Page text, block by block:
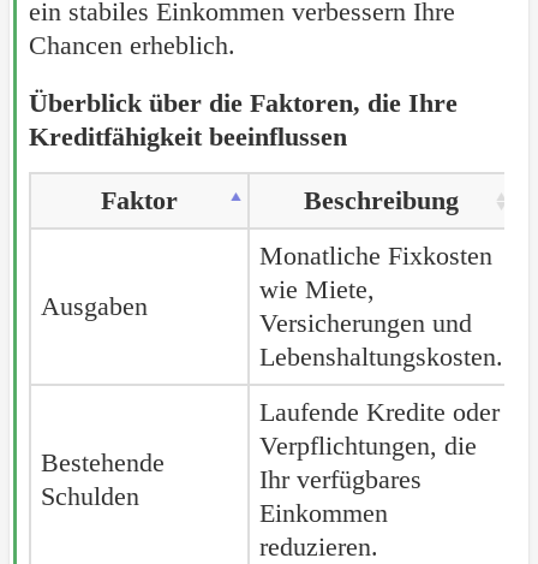
ein stabiles Einkommen verbessern Ihre
Chancen erheblich.
Überblick über die Faktoren, die Ihre
Kreditfähigkeit beeinflussen
Faktor Beschreibung
Ausgaben
Monatliche Fixkosten
wie Miete,
Versicherungen und
Lebenshaltungskosten.
Bestehende
Schulden
Laufende Kredite oder
Verpflichtungen, die
Ihr verfügbares
Einkommen
reduzieren.